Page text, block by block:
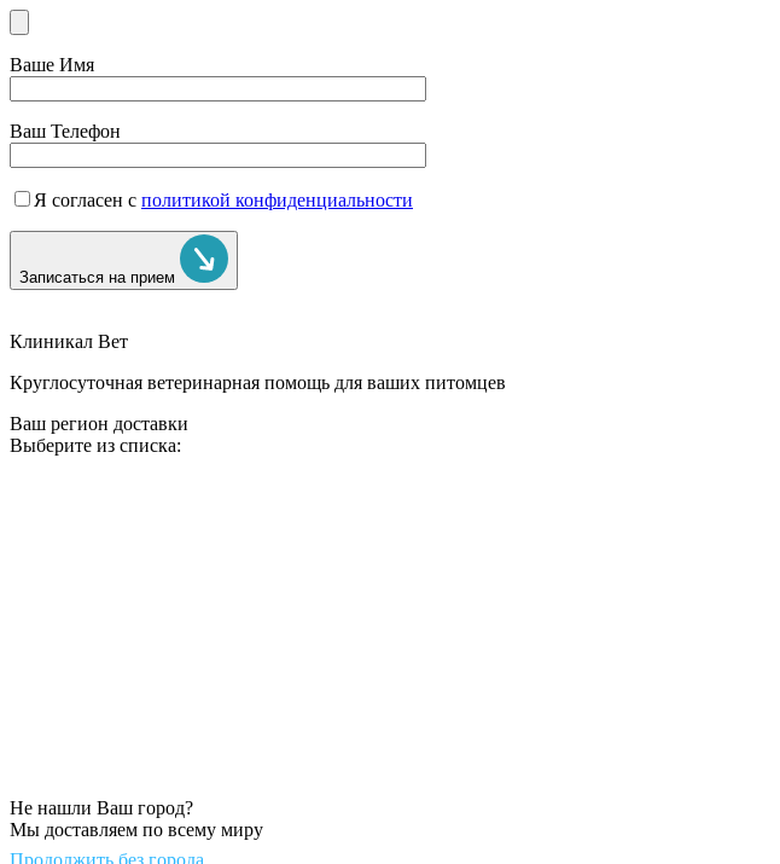
Ваше Имя
Ваш Телефон
Я согласен с политикой конфиденциальности
Записаться на прием
Клиникал Вет
Круглосуточная ветеринарная помощь для ваших питомцев
Ваш регион доставки
Выберите из списка:
Не нашли Ваш город?
Мы доставляем по всему миру
Продолжить без города